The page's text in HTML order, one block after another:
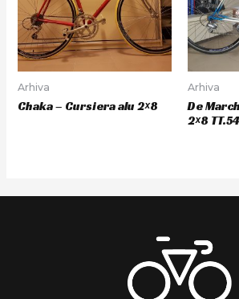
Arhiva
Chaka – Cursiera alu 2×8
Arhiva
De
2×8